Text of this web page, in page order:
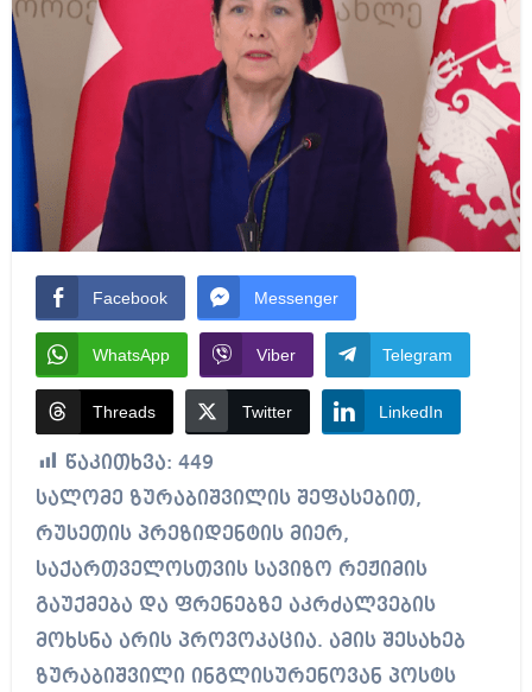
Facebook Messenger
WhatsApp Viber Telegram
Threads Twitter LinkedIn
წაკითხვა: 449
სალომე ზურაბიშვილის შეფასებით,
რუსეთის პრეზიდენტის მიერ,
საქართველოსთვის სავიზო რეჟიმის
გაუქმება და ფრენებზე აკრძალვების
მოხსნა არის პროვოკაცია. ამის შესახებ
ზურაბიშვილი ინგლისურენოვან პოსტს